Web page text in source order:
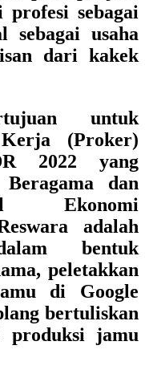
sebagai
sebagai usaha
dari kakek
untuk
(Proker)
2022 yang
dan
Ekonomi
adalah
bentuk
peletakkan
di Google
bertuliskan
produksi jamu